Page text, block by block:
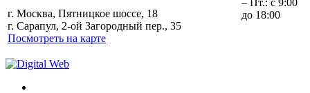
г. Москва, Пятницкое шоссе, 18
г. Сарапул, 2-ой Загородный пер., 35
Посмотреть на карте
до 18:00